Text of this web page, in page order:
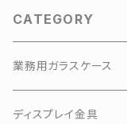
CATEGORY
業務用ガラスケース
KKKアルミアップケース
ディスプレイ金具